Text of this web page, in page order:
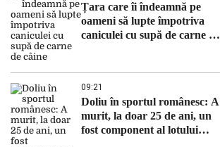
Țara care îi îndeamnă pe
oameni să lupte împotriva
caniculei cu supă de carne de
09:21
Doliu în sportul românesc: A
murit, la doar 25 de ani, un
fost component al lotului